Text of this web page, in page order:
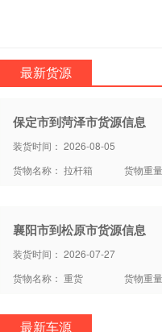
最新货源
保定市到菏泽市货源信息
装货时间： 2026-08-05
货物名称： 拉杆箱
货物重
襄阳市到松原市货源信息
装货时间： 2026-07-27
货物名称： 重货
货物重
最新车源